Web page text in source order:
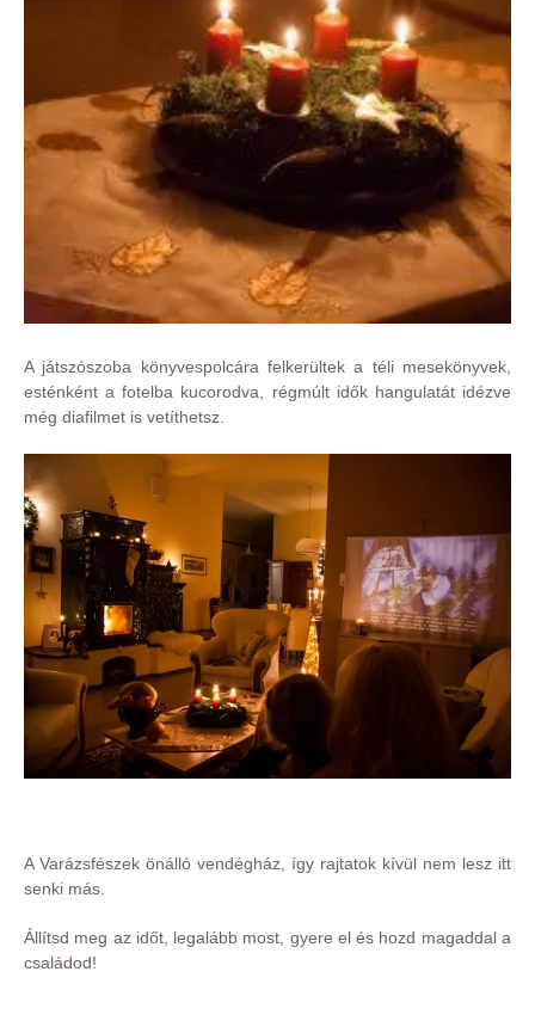
A játszószoba könyvespolcára felkerültek a téli mesekönyvek,
esténként a fotelba kucorodva, régmúlt idők hangulatát idézve
még diafilmet is vetíthetsz.
A Varázsfészek önálló vendégház, így rajtatok kívül nem lesz itt
senki más.
Állítsd meg az időt, legalább most, gyere el és hozd magaddal a
családod!